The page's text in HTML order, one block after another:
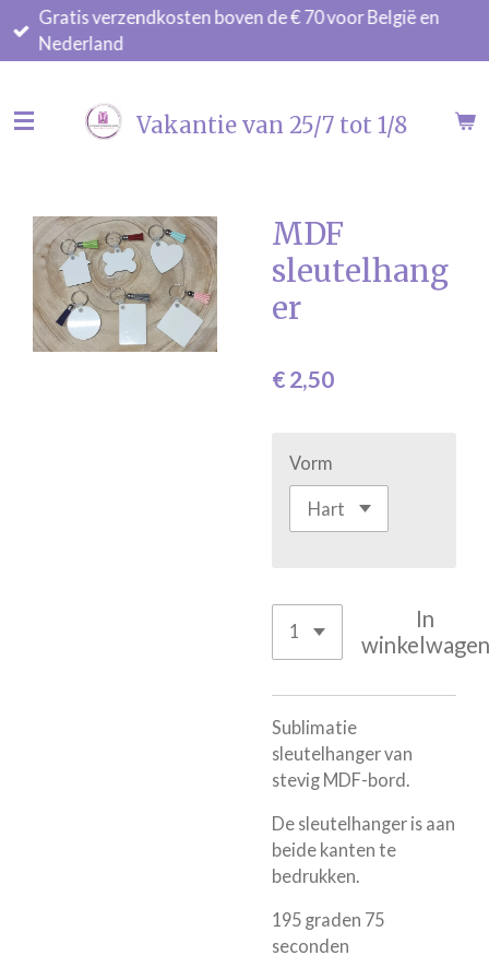
Ga
direct
hoofdinhoud
Gratis verzendkosten boven de € 70 voor België en
Nederland
Vakantie van 25/7 tot 1/8
MDF
sleutelhang
er
€ 2,50
Vorm
In
winkelwagen
Sublimatie
sleutelhanger van
stevig MDF-bord.
De sleutelhanger is aan
beide kanten te
bedrukken.
195 graden 75
seconden